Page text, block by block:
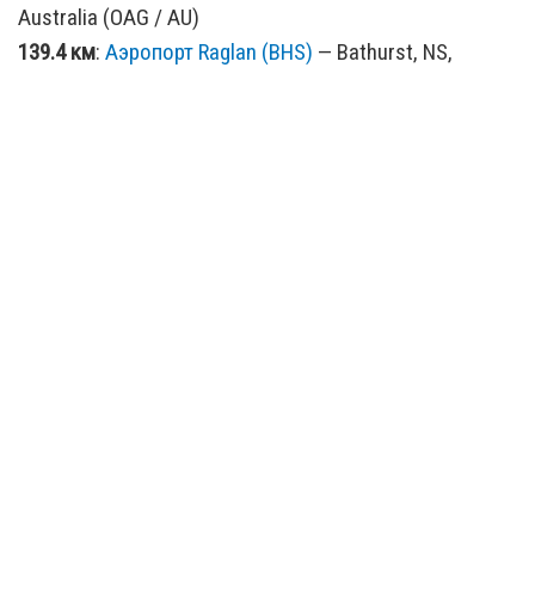
Australia (OAG / AU)
139.4 км: Аэропорт Raglan (BHS) — Bathurst, NS,